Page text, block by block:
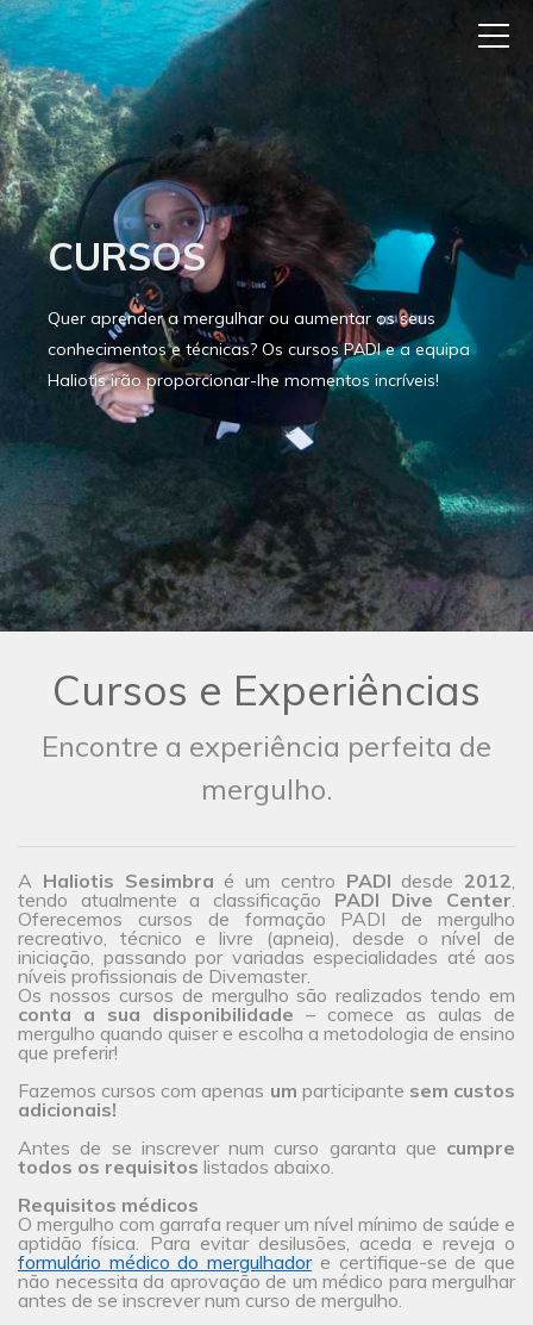
CURSOS
Quer aprender a mergulhar ou aumentar os seus
conhecimentos e técnicas? Os cursos PADI e a equipa
Haliotis irão proporcionar-lhe momentos incríveis!
Cursos e Experiências
Encontre a experiência perfeita de
mergulho.
A Haliotis Sesimbra é um centro PADI desde 2012,
tendo atualmente a classificação PADI Dive Center.
Oferecemos cursos de formação PADI de mergulho
recreativo, técnico e livre (apneia), desde o nível de
iniciação, passando por variadas especialidades até aos
níveis profissionais de Divemaster.
Os nossos cursos de mergulho são realizados tendo em
conta a sua disponibilidade – comece as aulas de
mergulho quando quiser e escolha a metodologia de ensino
que preferir!
Fazemos cursos com apenas um participante sem custos
adicionais!
Antes de se inscrever num curso garanta que cumpre
todos os requisitos listados abaixo.
Requisitos médicos
O mergulho com garrafa requer um nível mínimo de saúde e
aptidão física. Para evitar desilusões, aceda e reveja o
formulário médico do mergulhadore certifique-se de que
não necessita da aprovação de um médico para mergulhar
antes de se inscrever num curso de mergulho.